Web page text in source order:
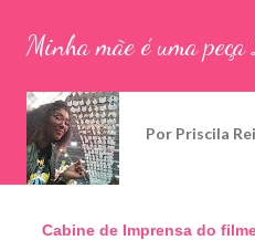
Minha mãe é uma
Por Priscila
Cabine de Imprensa do